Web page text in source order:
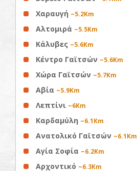
Χαραυγή ~5.2Km
Αλτομιρά ~5.5Km
Κάλυβες ~5.6Km
Κέντρο Γαϊτσών ~5.6Km
Χώρα Γαϊτσών ~5.7Km
Αβία ~5.9Km
Λεπτίνι ~6Km
Καρδαμύλη ~6.1Km
Ανατολικό Γαϊτσών ~6.1Km
Αγία Σοφία ~6.2Km
Αρχοντικό ~6.3Km